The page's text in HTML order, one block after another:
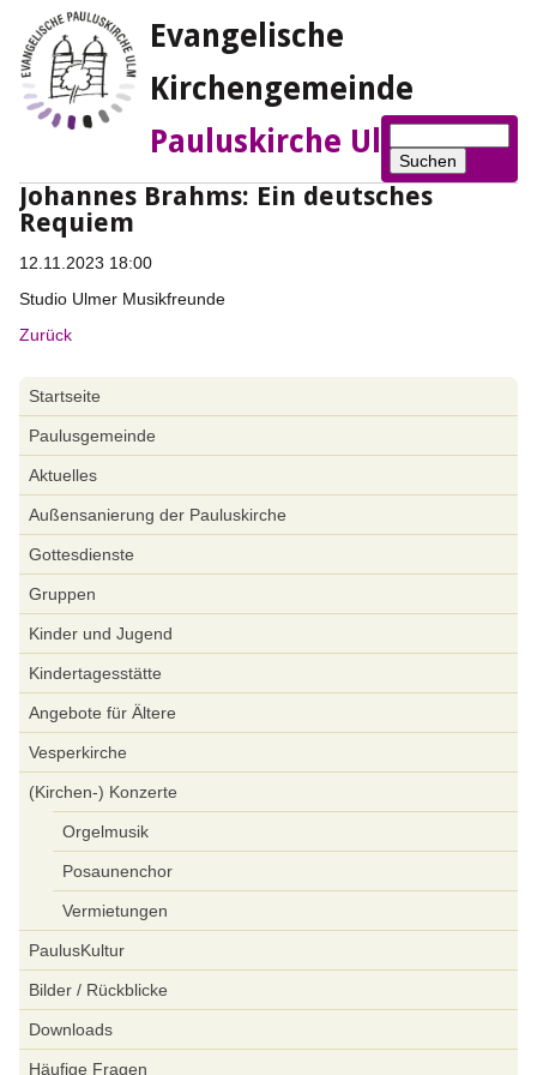
Evangelische
Kirchengemeinde
Pauluskirche Ulm
Suchen
Johannes Brahms: Ein deutsches
Requiem
12.11.2023 18:00
Studio Ulmer Musikfreunde
Zurück
überspringen
Startseite
Paulusgemeinde
Aktuelles
Außensanierung der Pauluskirche
Gottesdienste
Gruppen
Kinder und Jugend
Kindertagesstätte
Angebote für Ältere
Vesperkirche
(Kirchen-) Konzerte
Orgelmusik
Posaunenchor
Vermietungen
PaulusKultur
Bilder / Rückblicke
Downloads
Häufige Fragen